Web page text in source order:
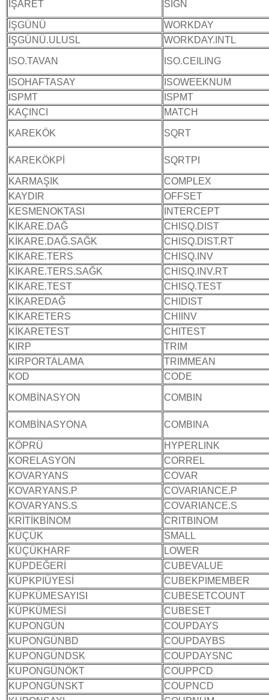
İŞARET SIGN
İŞGÜNÜ
WORKDAY
İŞGÜNÜ.ULUSL
WORKDAY.INTL
ISO.TAVAN ISO.CEILING
ISOHAFTASAY
ISOWEEKNUM
ISPMT
ISPMT
KAÇINCI
MATCH
KAREKÖK SQRT
KAREKÖKPİ SQRTPI
KARMAŞIK
COMPLEX
KAYDIR
OFFSET
KESMENOKTASI
INTERCEPT
KİKARE.DAĞ
CHISQ.DIST
KİKARE.DAĞ.SAĞK
CHISQ.DIST.RT
KİKARE.TERS
CHISQ.INV
KİKARE.TERS.SAĞK
CHISQ.INV.RT
KİKARE.TEST
CHISQ.TEST
KİKAREDAĞ
CHIDIST
KİKARETERS
CHIINV
KİKARETEST
CHITEST
KIRP
TRIM
KIRPORTALAMA
TRIMMEAN
KOD
CODE
KOMBİNASYON COMBIN
KOMBİNASYONA COMBINA
KÖPRÜ
HYPERLINK
KORELASYON
CORREL
KOVARYANS
COVAR
KOVARYANS.P
COVARIANCE.P
KOVARYANS.S
COVARIANCE.S
KRİTİKBİNOM
CRITBINOM
KÜÇÜK
SMALL
KÜÇÜKHARF
LOWER
KÜPDEĞERİ
CUBEVALUE
KÜPKPIÜYESİ
CUBEKPIMEMBER
KÜPKÜMESAYISI
CUBESETCOUNT
KÜPKÜMESİ
CUBESET
KUPONGÜN
COUPDAYS
KUPONGÜNBD
COUPDAYBS
KUPONGÜNDSK
COUPDAYSNC
KUPONGÜNÖKT
COUPPCD
KUPONGÜNSKT
COUPNCD